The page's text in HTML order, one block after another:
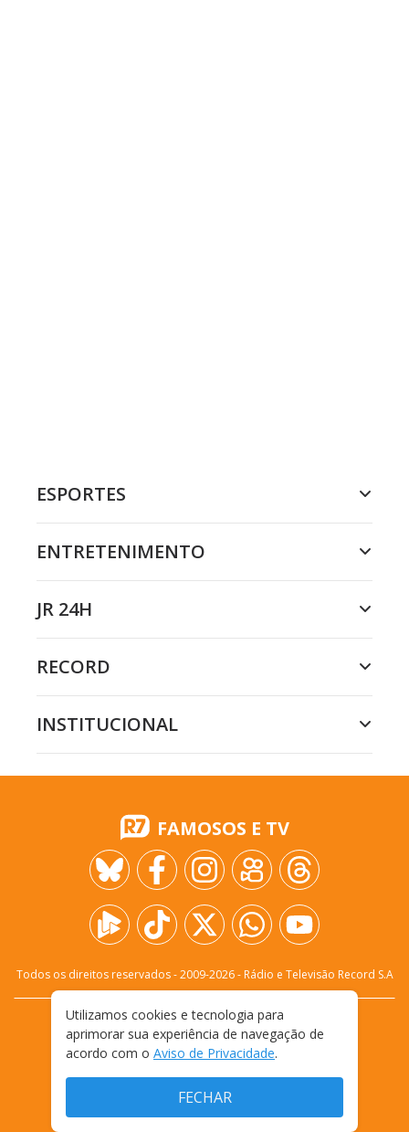
ESPORTES
ENTRETENIMENTO
JR 24H
RECORD
INSTITUCIONAL
FAMOSOS E TV
Todos os direitos reservados - 2009-2026- Rádio e Televisão Record S.A
FALE CONOSCO
PRIVACIDADE
TERMOS E CONDIÇÕES DE USO
Utilizamos cookies e tecnologia para
aprimorar sua experiência de navegação de
acordo com o Aviso de Privacidade.
FECHAR